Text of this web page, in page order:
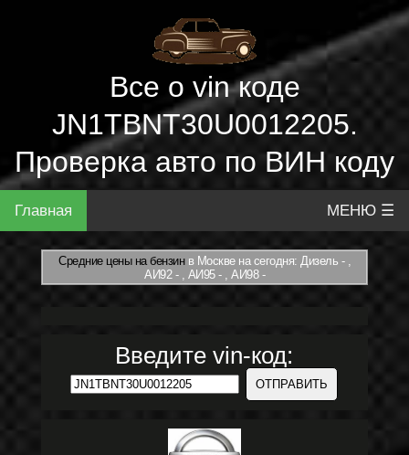
Все о vin коде
JN1TBNT30U0012205.
Проверка авто по ВИН коду
Главная МЕНЮ ☰
Средние цены на бензинв Москве на сегодня: Дизель - ,
АИ92 - , АИ95 - , АИ98 -
Введите vin-код: